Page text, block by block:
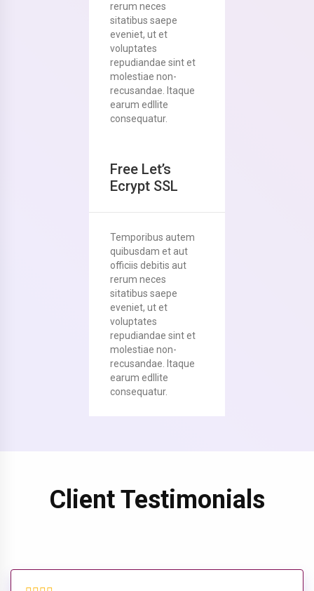
rerum neces
sitatibus saepe
eveniet, ut et
voluptates
repudiandae sint et
molestiae non-
recusandae. Itaque
earum edllite
consequatur.
Free Let’s
Ecrypt SSL
Temporibus autem
quibusdam et aut
officiis debitis aut
rerum neces
sitatibus saepe
eveniet, ut et
voluptates
repudiandae sint et
molestiae non-
recusandae. Itaque
earum edllite
consequatur.
Client Testimonials